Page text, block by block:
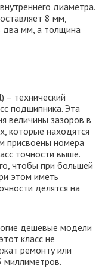
диаметра.
8 мм,
два мм, а толщина
– технический
подшипника. Эта
величины зазоров в
которые находятся
присвоены номера
точности выше.
чтобы при большей
этом иметь
делятся на
дешевые модели
класс не
ремонту или
миллиметров.